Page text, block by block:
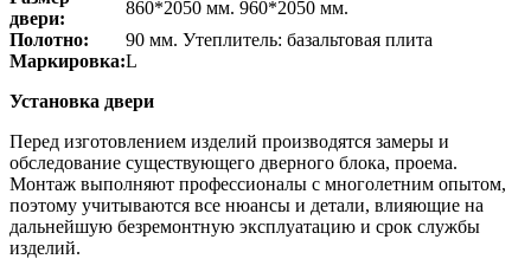
двери:
860*2050 мм. 960*2050 мм.
Полотно:
90 мм. Утеплитель: базальтовая плита
Маркировка:L
Установка двери
Перед изготовлением изделий производятся замеры и
обследование существующего дверного блока, проема.
Монтаж выполняют профессионалы с многолетним опытом,
поэтому учитываются все нюансы и детали, влияющие на
дальнейшую безремонтную эксплуатацию и срок службы
изделий.